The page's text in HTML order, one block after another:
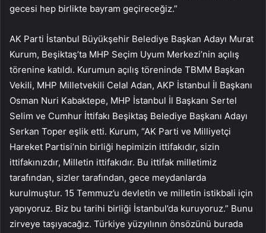
gecesi hep birlikte bayram geçireceğiz.”
AK Parti İstanbul Büyükşehir Belediye Başkan Adayı Murat
Kurum, Beşiktaş’ta MHP Seçim Uyum Merkezi’nin açılış
törenine katıldı. Kurumun açılış töreninde TBMM Başkan
Vekili, MHP Milletvekili Celal Adan, AKP İstanbul İl Başkanı
Osman Nuri Kabaktepe, MHP İstanbul İl Başkanı Sertel
Selim ve Cumhur İttifakı Beşiktaş Belediye Başkanı Adayı
Serkan Toper eşlik etti. Kurum, “AK Parti ve Milliyetçi
Hareket Partisi’nin birliği hepimizin ittifakıdır, sizin
ittifakınızdır, Milletin ittifakıdır. Bu ittifak milletimiz
tarafından, sizler tarafından, gece meydanlarda
kurulmuştur. 15 Temmuz’u devletin ve milletin istikbali için
yapıyoruz. Biz bu tarihi birliği İstanbul’da kuruyoruz.” Bunu
zirveye taşıyacağız. Türkiye yüzyılının önsözünü burada